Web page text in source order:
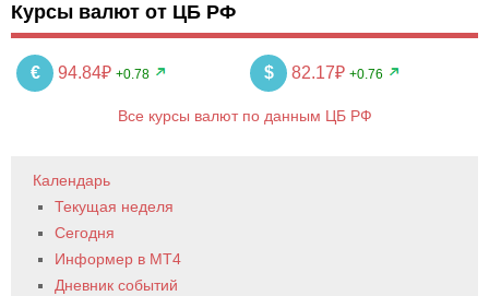
Курсы валют от ЦБ РФ
€ 94.84₽ +0.78 $ 82.17₽ +0.76
Все курсы валют по данным ЦБ РФ
Календарь
Текущая неделя
Сегодня
Информер в MT4
Дневник событий